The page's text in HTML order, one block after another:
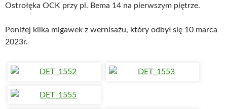
Ostrołęka OCK przy pl. Bema 14 na pierwszym piętrze.
Poniżej kilka migawek z wernisażu, który odbył się 10 marca
2023r.